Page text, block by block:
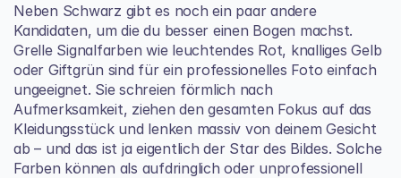
Neben Schwarz gibt es noch ein paar andere
Kandidaten, um die du besser einen Bogen machst.
Grelle Signalfarben wie leuchtendes Rot, knalliges Gelb
oder Giftgrün sind für ein professionelles Foto einfach
ungeeignet. Sie schreien förmlich nach
Aufmerksamkeit, ziehen den gesamten Fokus auf das
Kleidungsstück und lenken massiv von deinem Gesicht
ab – und das ist ja eigentlich der Star des Bildes. Solche
Farben können als aufdringlich oder unprofessionell